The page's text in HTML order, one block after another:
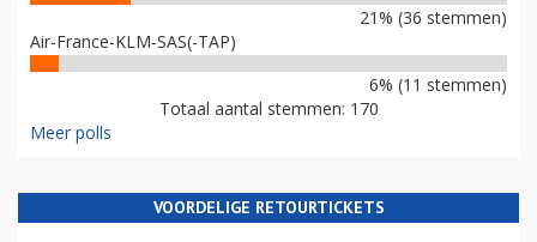
21% (36 stemmen)
Air-France-KLM-SAS(-TAP)
6% (11 stemmen)
Totaal aantal stemmen: 170
Meer polls
VOORDELIGE RETOURTICKETS